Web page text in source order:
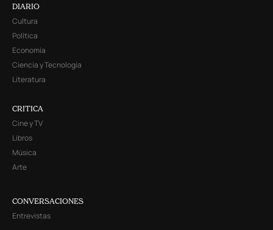
DIARIO
Cultura
Política
Economía
Ciencia y Tecnología
Literatura
CRITICA
Cine y TV
Libros
Música
Arte
CONVERSACIONES
Entrevistas